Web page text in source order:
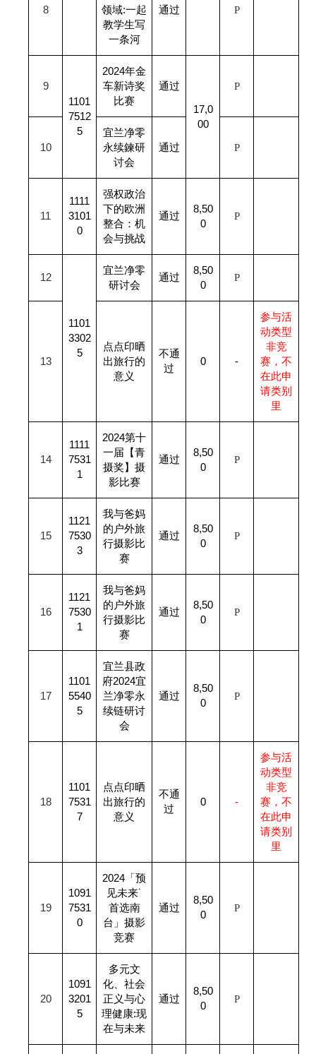
8
领域:一起
教学生写
一条河
通过 P
9
1101
7512
5
2024年金
车新诗奖
比赛
通过
17,0
00
P
10
宜兰净零
永续鍊研
讨会
通过 P
11
1111
3101
0
强权政治
下的欧洲
整合：机
会与挑战
通过
8,50
0
P
12
1101
3302
5
宜兰净零
研讨会
通过
8,50
0
P
13
点点印晒
出旅行的
意义
不通
过
0 -
参与活
动类型
非竞
赛，不
在此申
请类别
里
14
1111
7531
1
2024第十
一届【青
摄奖】摄
影比赛
通过
8,50
0
P
15
1121
7530
3
我与爸妈
的户外旅
行摄影比
赛
通过
8,50
0
P
16
1121
7530
1
我与爸妈
的户外旅
行摄影比
赛
通过
8,50
0
P
17
1101
5540
5
宜兰县政
府2024宜
兰净零永
续链研讨
会
通过
8,50
0
P
18
1101
7531
7
点点印晒
出旅行的
意义
不通
过
0 -
参与活
动类型
非竞
赛，不
在此申
请类别
里
19
1091
7531
0
2024 「预
见未来˙
首选南
台」摄影
竞赛
通过
8,50
0
P
20
1091
3201
5
多元文
化、社会
正义与心
理健康:现
在与未来
通过
8,50
0
P